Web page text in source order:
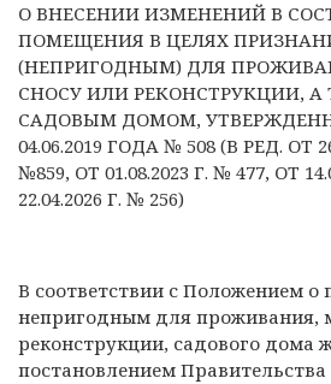
О ВНЕСЕНИИ ИЗМЕНЕНИЙ В
ПОМЕЩЕНИЯ В ЦЕЛЯХ
(НЕПРИГОДНЫМ) ДЛЯ
СНОСУ ИЛИ РЕКОНСТРУКЦИИ,
САДОВЫМ ДОМОМ,
04.06.2019 ГОДА № 508 (В РЕД. ОТ
№859, ОТ 01.08.2023 Г. № 477, ОТ
22.04.2026 Г. № 256)
В соответствии с Положением
непригодным для проживания,
реконструкции, садового
постановлением Правительства